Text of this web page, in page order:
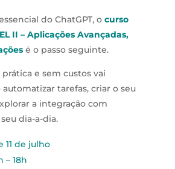
do ChatGPT, ocurso
II – Aplicações Avançadas,
é o passo seguinte.
e sem custos vai
tarefas, criar o seu
a integração com
dia-a-dia.
11 de julho
– 18h